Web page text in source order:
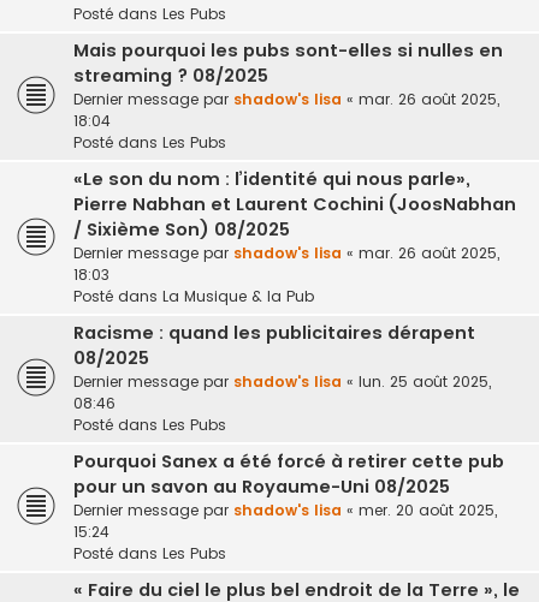
Posté dans Les Pubs
Mais pourquoi les pubs sont-elles si nulles en
streaming ? 08/2025
Dernier message par shadow's lisa « mar. 26 août 2025,
18:04
Posté dans Les Pubs
«Le son du nom : l’identité qui nous parle»,
Pierre Nabhan et Laurent Cochini (JoosNabhan
/ Sixième Son) 08/2025
Dernier message par shadow's lisa « mar. 26 août 2025,
18:03
Posté dans La Musique & la Pub
Racisme : quand les publicitaires dérapent
08/2025
Dernier message par shadow's lisa « lun. 25 août 2025,
08:46
Posté dans Les Pubs
Pourquoi Sanex a été forcé à retirer cette pub
pour un savon au Royaume-Uni 08/2025
Dernier message par shadow's lisa « mer. 20 août 2025,
15:24
Posté dans Les Pubs
« Faire du ciel le plus bel endroit de la Terre », le